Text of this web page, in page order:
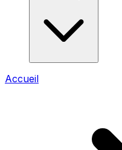
Accueil